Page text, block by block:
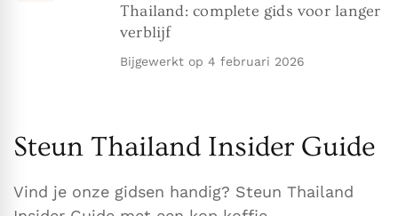
Thailand: complete gids voor langer
verblijf
Bijgewerkt op 4 februari 2026
Steun Thailand Insider Guide
Vind je onze gidsen handig? Steun Thailand